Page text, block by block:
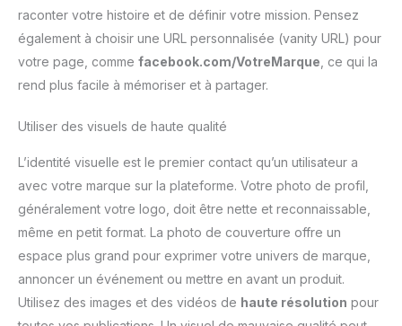
raconter votre histoire et de définir votre mission. Pensez
également à choisir une URL personnalisée (vanity URL) pour
votre page, comme facebook.com/VotreMarque , ce qui la
rend plus facile à mémoriser et à partager.
Utiliser des visuels de haute qualité
L’identité visuelle est le premier contact qu’un utilisateur a
avec votre marque sur la plateforme. Votre photo de profil,
généralement votre logo, doit être nette et reconnaissable,
même en petit format. La photo de couverture offre un
espace plus grand pour exprimer votre univers de marque,
annoncer un événement ou mettre en avant un produit.
Utilisez des images et des vidéos de haute résolution pour